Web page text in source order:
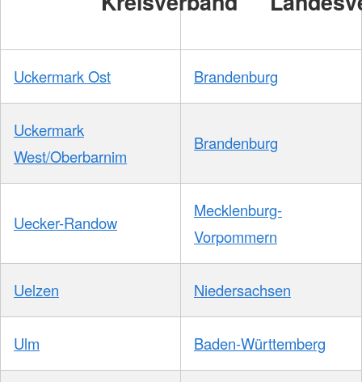
Uckermark Ost Brandenburg
Uckermark
West/Oberbarnim
Brandenburg
Uecker-Randow
Mecklenburg-
Vorpommern
Uelzen Niedersachsen
Ulm Baden-Württemberg